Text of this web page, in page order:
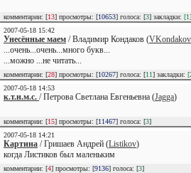
комментарии: [13] просмотры: [10653] голоса: [3] закладки: [1]
2007-05-18 15:42
Унесённые маем / Владимир Кондаков (VKondakov
...очень...очень...много букв...
...можно ...не читать...
комментарии: [28] просмотры: [10267] голоса: [11] закладки:
2007-05-18 14:53
к.т.н.м.с. / Петрова Светлана Евгеньевна (Jagga)
комментарии: [15] просмотры: [11467] голоса: [3]
2007-05-18 14:21
Картина / Гришаев Андрей (Listikov)
когда Листиков был маленьким
комментарии: [4] просмотры: [9136] голоса: [3]